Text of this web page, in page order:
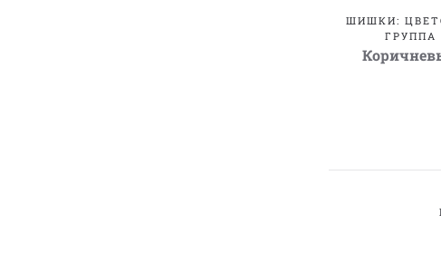
ШИШКИ:
ГРУППА